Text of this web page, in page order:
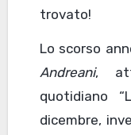
trovato!
Lo scorso
Andreani,
quotidiano
dicembre,